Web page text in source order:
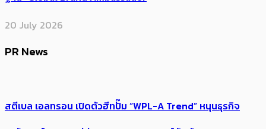
20 July 2026
PR News
สตีเบล เอลทรอน เปิดตัวฮีทปั๊ม “WPL-A Trend” หนุนธุรกิจ